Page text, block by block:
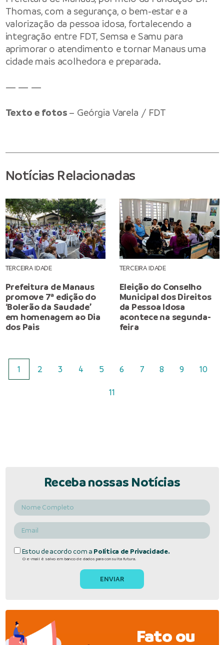
Thomas, com a segurança, o bem-estar e a
valorização da pessoa idosa, fortalecendo a
integração entre FDT, Semsa e Samu para
aprimorar o atendimento e tornar Manaus uma
cidade mais acolhedora e preparada.
— — —
Texto e fotos – Geórgia Varela / FDT
Notícias Relacionadas
TERCEIRA IDADE
Prefeitura de Manaus
promove 7ª edição do
‘Bolerão da Saudade’
em homenagem ao Dia
dos Pais
TERCEIRA IDADE
Eleição do Conselho
Municipal dos Direitos
da Pessoa Idosa
acontece na segunda-
feira
1 2 3 4 5 6 7 8 9 10
11
Receba nossas Notícias
Estou de acordo com a Política de Privacidade.
O e-mail é salvo em banco de dados para consulta futura.
Fato ou